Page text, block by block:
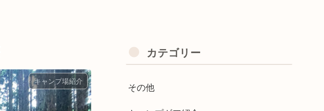
キャンプ場紹介
カテゴリー
その他